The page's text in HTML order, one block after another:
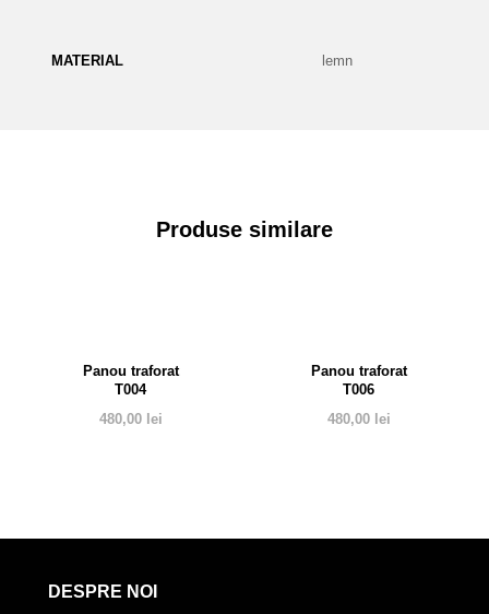
MATERIAL lemn
Produse similare
Panou traforat
T004
480,00 lei
Panou traforat
T006
480,00 lei
DESPRE NOI